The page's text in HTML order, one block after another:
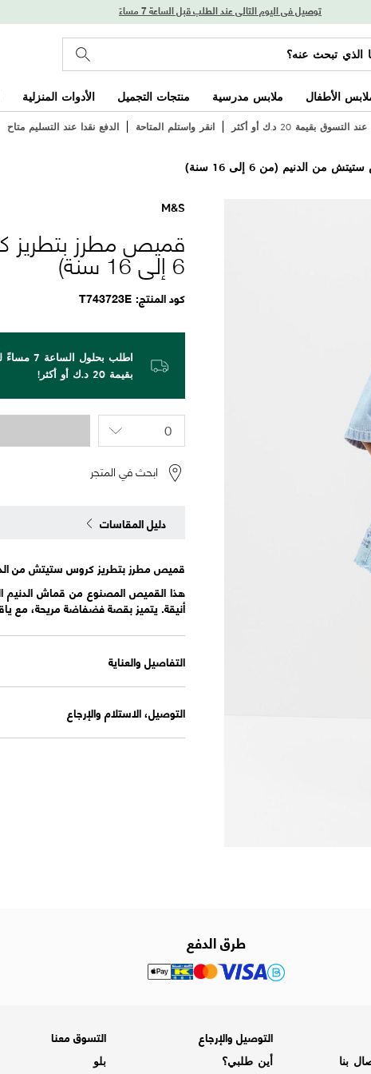
توصيل في اليوم التالي عند الطلب قبل الساعة 7 مساءً
الأطفال ملابس مدرسية منتجات التجميل الأدوات المنزلية
بقيمة 20 د.ك أو أكثر انقر واستلم المتاحة الدفع نقدا عند التسليم متاح
الدنيم (من 6 إلى 16 سنة)
M&S
قميص مطرز
6 إلى 16 سنة)
كود المنتج T743723E
اطلب
بقيمة 20 د.ك أو أكثر!
ابحث في المتجر
دليل المقاسات
قميص مطرز بتطريز كروس ستيتش من الدنيم (من 6
هذا القميص المصنوع من قماش الدنيم
أنيقة. يتميز بقصة فضفاضة مريحة، مع
التفاصيل والعناية
التوصيل، الاستلام والإرجاع
طرق الدفع
بنا
التوصيل والإرجاع
أين طلبي؟
التسوق معنا
بلو